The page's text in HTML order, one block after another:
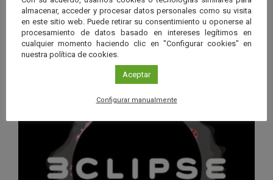
Próximos eventos
26 JUN 2026 - 26 ENE 2028
Eclipse,Planetario
almacenar, acceder y procesar datos personales como su visita
en este sitio web. Puede retirar su consentimiento u oponerse al
procesamiento de datos basado en intereses legítimos en
cualquier momento haciendo clic en "Configurar cookies" en
nuestra política de cookies.
Aceptar
Configurar manualmente